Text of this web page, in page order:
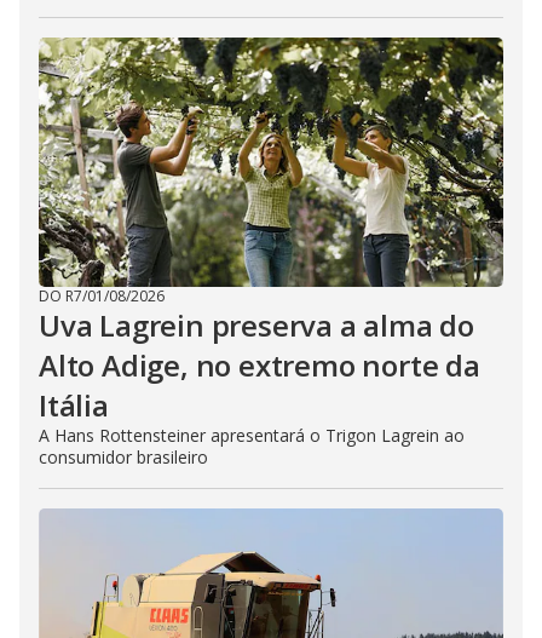
DO R7/01/08/2026
Uva Lagrein preserva a alma do
Alto Adige, no extremo norte da
Itália
A Hans Rottensteiner apresentará o Trigon Lagrein ao
consumidor brasileiro